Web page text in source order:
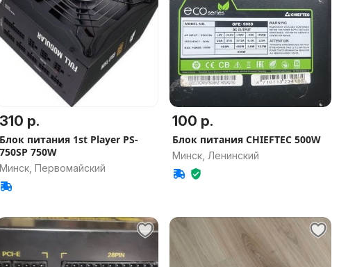
310 р.
Блок питания 1st Player PS-
750SP 750W
Минск, Первомайский
100 р.
Блок питания CHIEFTEC 500W
Минск, Ленинский